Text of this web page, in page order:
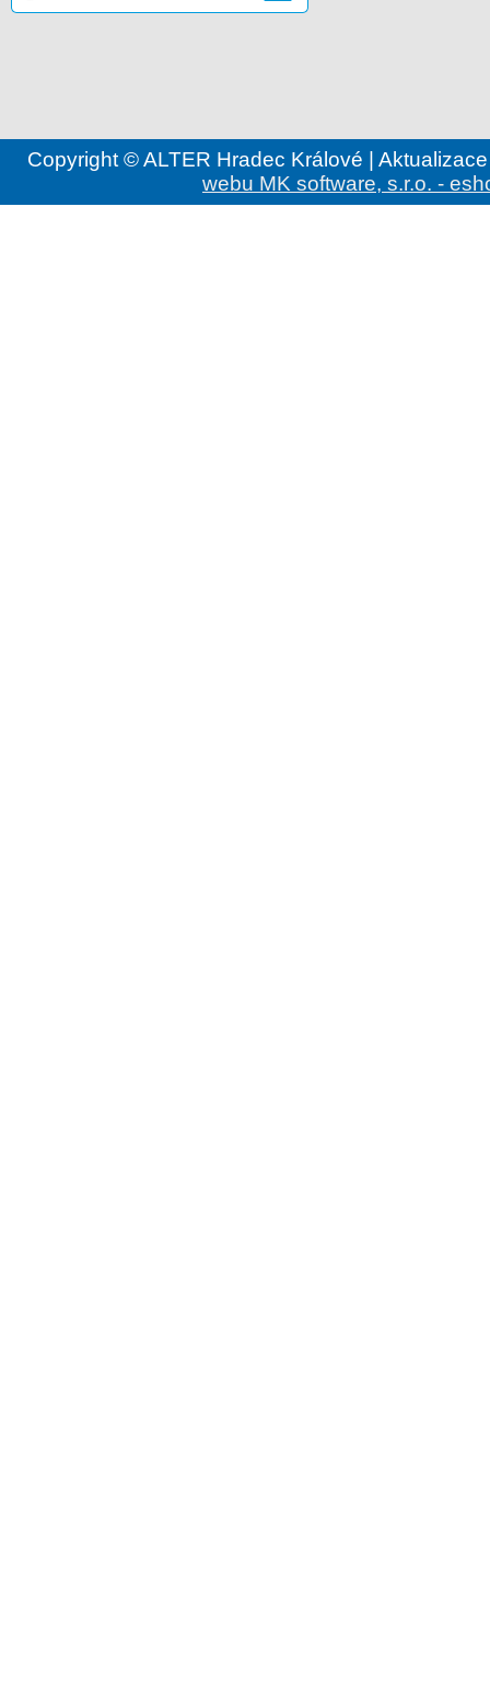
Copyright © ALTER Hradec Králové |
webu MK software, s.r.o. -